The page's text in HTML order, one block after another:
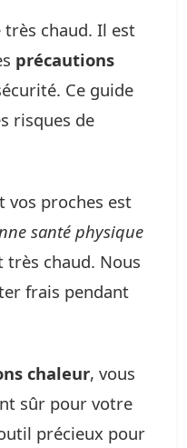
très chaud. Il est
précautions
Ce guide
risques de
vos proches est
santé physique
très chaud. Nous
frais pendant
chaleur, vous
sûr pour votre
précieux pour